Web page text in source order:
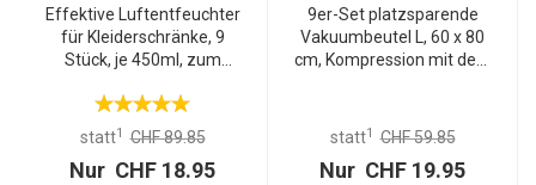
Effektive Luftentfeuchter
für Kleiderschränke, 9
Stück, je 450ml, zum
Schrankentfeuchter
gegen Schimmel und
statt1 CHF 89.85
Nur CHF 18.95
9er-Set platzsparende
Vakuumbeutel L, 60 x 80
cm, Kompression mit dem
Kleiderbeutel ideal für die
statt1 CHF 59.85
Nur CHF 19.95